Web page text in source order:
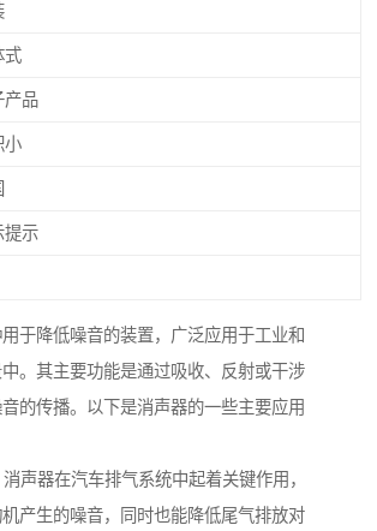
式
产品
小
提示
于降低噪音的装置，广泛应用于工业和
。其主要功能是通过吸收、反射或干涉
的传播。以下是消声器的一些主要应用
声器在汽车排气系统中起着关键作用，
产生的噪音，同时也能降低尾气排放对